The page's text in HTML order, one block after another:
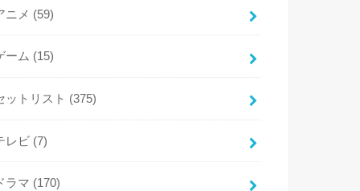
ニメ (59)
ーム (15)
ットリスト (375)
レビ (7)
ラマ (170)